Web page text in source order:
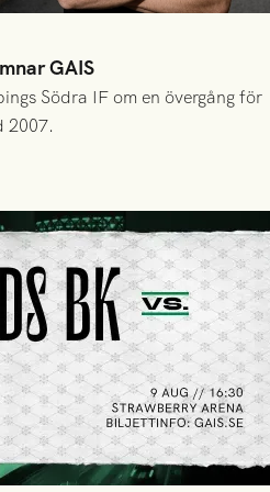
GAIS
Södra IF om en övergång för
2007.